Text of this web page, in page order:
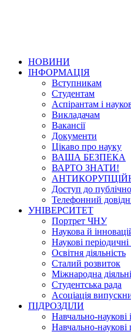
НОВИНИ
ІНФОРМАЦІЯ
Вступникам
Студентам
Аспірантам і
Викладачам
Вакансії
Документи
Цікаво про науку
ВАША БЕЗПЕКА
ВАРТО ЗНАТИ!
Доступ до
Телефонний
УНІВЕРСИТЕТ
Портрет ЧНУ
Наукова й
Наукові
Освітня діяльність
Сталий розвиток
Міжнародна
Студентська рада
Асоціація
ПІДРОЗДІЛИ
Навчально-наукові
Навчально-наукові